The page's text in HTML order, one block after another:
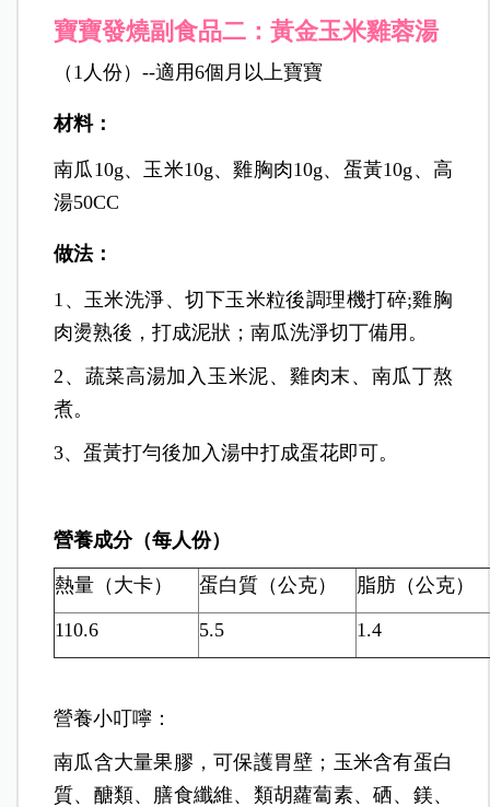
寶寶發燒副食品二：黃金玉米雞蓉湯
（1人份）--適用6個月以上寶寶
材料：
南瓜10g、玉米10g、雞胸肉10g、蛋黃10g、高
湯50CC
做法：
1、玉米洗淨、切下玉米粒後調理機打碎;雞胸
肉燙熟後，打成泥狀；南瓜洗淨切丁備用。
2、蔬菜高湯加入玉米泥、雞肉末、南瓜丁熬
煮。
3、蛋黃打勻後加入湯中打成蛋花即可。
營養成分（每人份）
熱量（大卡） 蛋白質（公克） 脂肪（公克）
110.6 5.5 1.4
營養小叮嚀：
南瓜含大量果膠，可保護胃壁；玉米含有蛋白
質、醣類、膳食纖維、類胡蘿蔔素、硒、鎂、